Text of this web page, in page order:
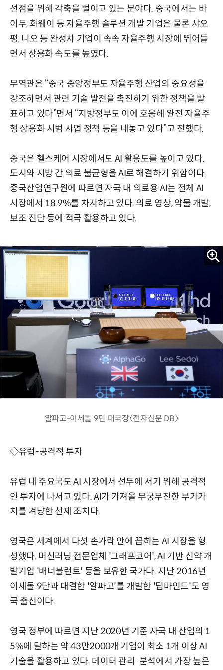
선점을 위해 각축을 벌이고 있는 분야다. 중국에서는 바
이두, 화웨이 등 자율주행 솔루션 개발 기업은 물론 샤오
펑, 니오 등 완성차 기업이 속속 자율주행 시장에 뛰어들
면서 상용화 속도를 높였다.
무역관은 “중국 중앙정부도 자율주행 산업의 중요성을
강조하면서 관련 기술 발전을 촉진하기 위한 정책을 발
표하고 있다”면서 “지방정부도 이에 호응해 완전 자율주
행 상용화 시범 사업 정책 등을 내놓고 있다”고 전했다.
중국은 헬스케어 시장에서도 AI 활용도를 높이고 있다.
도시와 지방 간 의료 불균형을 AI로 해결하기 위함이다.
중국산업연구원에 따르면 자국 내 의료용 AI는 전체 AI
시장에서 18.9%를 차지하고 있다. 의료 영상, 약물 개발,
보조 진단 등에 적극 활용하고 있다.
알파고-이세돌 9단 대국장〈전자신문 DB〉
◇유럽-공격적 투자
유럽 내 주요국도 AI 시장에서 선두에 서기 위해 공격적
인 투자에 나서고 있다. AI가 가져올 무궁무진한 부가가
치를 겨냥한 선제 조치다.
영국은 세계에서 다섯 손가락 안에 꼽히는 AI 시장을 형
성했다. 머신러닝 전문업체 '그래프코어', AI 기반 신약 개
발기업 '배너블런트' 등을 보유한 국가다. 지난 2016년
이세돌 9단과 대결한 '알파고'를 개발한 '딥마인드'도 영
국 출신이다.
영국 정부에 따르면 지난 2020년 기준 자국 내 산업의 1
5%에 달하는 약 43만2000개 기업이 최소 1개 이상 AI
기술을 활용하고 있다. 데이터 관리·분석에서 가장 높은